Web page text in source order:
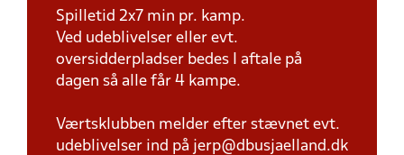
Spilletid 2x7 min pr. kamp.
Ved udeblivelser eller evt.
oversidderpladser bedes I aftale på
dagen så alle får 4 kampe.
Værtsklubben melder efter stævnet evt.
udeblivelser ind på jerp@dbusjaelland.dk